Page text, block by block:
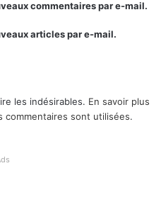
commentaires par e-mail.
articles par e-mail.
les indésirables. En savoir plus
commentaires sont utilisées.